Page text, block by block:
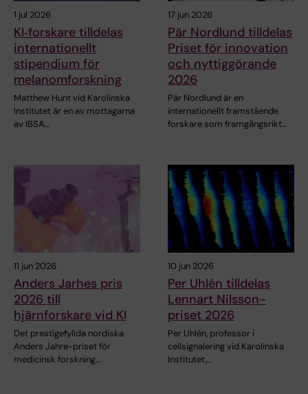
1 jul 2026
KI‑forskare tilldelas
internationellt
stipendium för
melanomforskning
Matthew Hunt vid Karolinska
Institutet är en av mottagarna
av IBSA…
17 jun 2026
Pär Nordlund tilldelas
Priset för innovation
och nyttiggörande
2026
Pär Nordlund är en
internationellt framstående
forskare som framgångsrikt…
11 jun 2026
Anders Jarhes pris
2026 till
hjärnforskare vid KI
Det prestigefyllda nordiska
Anders Jahre-priset för
medicinsk forskning…
10 jun 2026
Per Uhlén tilldelas
Lennart Nilsson-
priset 2026
Per Uhlén, professor i
cellsignalering vid Karolinska
Institutet,…